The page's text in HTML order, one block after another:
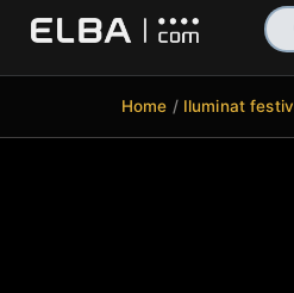
Home / Iluminat festiv